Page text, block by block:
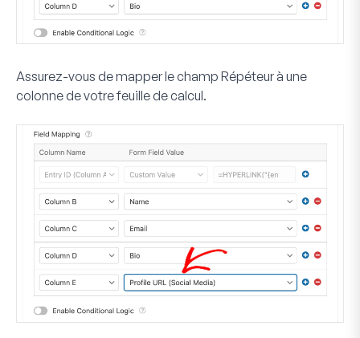
Assurez-vous de mapper le champ Répéteur à une
colonne de votre feuille de calcul.